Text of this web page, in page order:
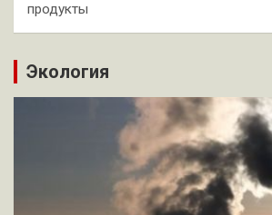
продукты
Экология